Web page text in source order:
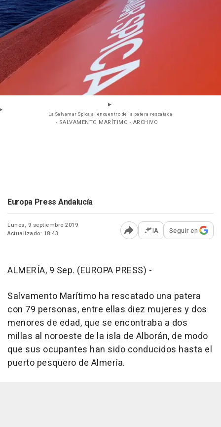
La Salvamar Spica al encuentro de la patera rescatada
- SALVAMENTO MARÍTIMO - ARCHIVO
Europa Press Andalucía
Lunes, 9 septiembre 2019
Actualizado: 18:43
Abrir opciones para
IA Seguir en
ALMERÍA, 9 Sep. (EUROPA PRESS) -
Salvamento Marítimo ha rescatado una patera
con 79 personas, entre ellas diez mujeres y dos
menores de edad, que se encontraba a dos
millas al noroeste de la isla de Alborán, de modo
que sus ocupantes han sido conducidos hasta el
puerto pesquero de Almería.